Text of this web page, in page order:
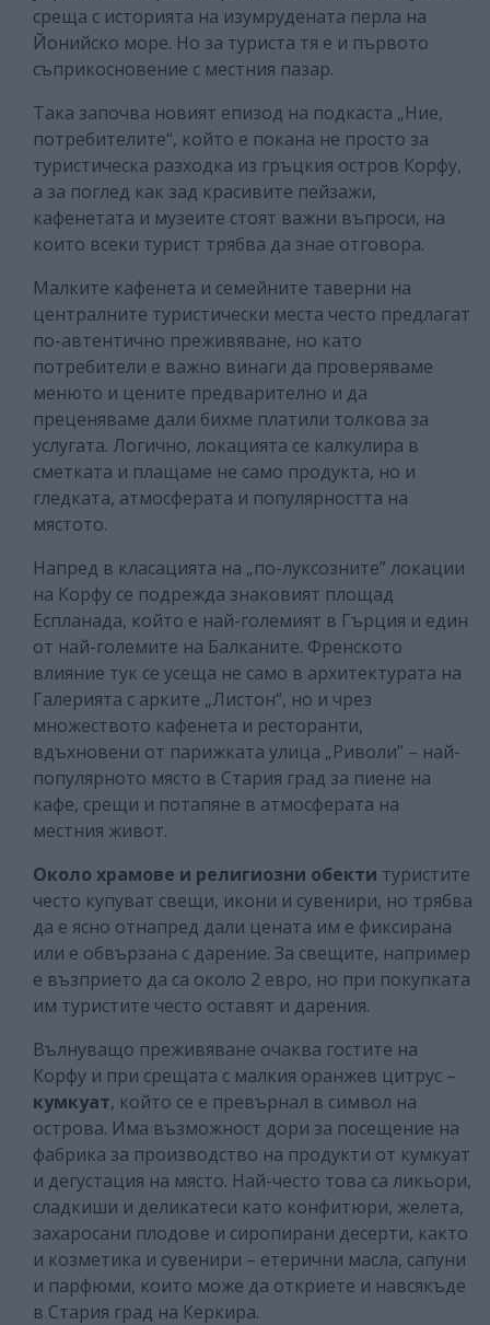
среща с историята на изумрудената перла на
Йонийско море. Но за туриста тя е и първото
съприкосновение с местния пазар.
Така започва новият епизод на подкаста „Ние,
потребителите“, който е покана не просто за
туристическа разходка из гръцкия остров Корфу,
а за поглед как зад красивите пейзажи,
кафенетата и музеите стоят важни въпроси, на
които всеки турист трябва да знае отговора.
Малките кафенета и семейните таверни на
централните туристически места често предлагат
по-автентично преживяване, но като
потребители е важно винаги да проверяваме
менюто и цените предварително и да
преценяваме дали бихме платили толкова за
услугата. Логично, локацията се калкулира в
сметката и плащаме не само продукта, но и
гледката, атмосферата и популярността на
мястото.
Напред в класацията на „по-луксозните” локации
на Корфу се подрежда знаковият площад
Еспланада, който е най-големият в Гърция и един
от най-големите на Балканите. Френското
влияние тук се усеща не само в архитектурата на
Галерията с арките „Листон“, но и чрез
множеството кафенета и ресторанти,
вдъхновени от парижката улица „Риволи” – най-
популярното място в Стария град за пиене на
кафе, срещи и потапяне в атмосферата на
местния живот.
Около храмове и религиозни обекти туристите
често купуват свещи, икони и сувенири, но трябва
да е ясно отнапред дали цената им е фиксирана
или е обвързана с дарение. За свещите, например
е възприето да са около 2 евро, но при покупката
им туристите често оставят и дарения.
Вълнуващо преживяване очаква гостите на
Корфу и при срещата с малкия оранжев цитрус –
кумкуат, който се е превърнал в символ на
острова. Има възможност дори за посещение на
фабрика за производство на продукти от кумкуат
и дегустация на място. Най-често това са ликьори,
сладкиши и деликатеси като конфитюри, желета,
захаросани плодове и сиропирани десерти, както
и козметика и сувенири – етерични масла, сапуни
и парфюми, които може да откриете и навсякъде
в Стария град на Керкира.